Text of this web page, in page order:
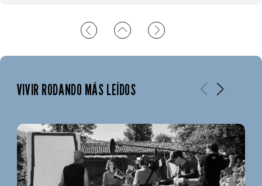
VIVIR RODANDO MÁS LEÍDOS